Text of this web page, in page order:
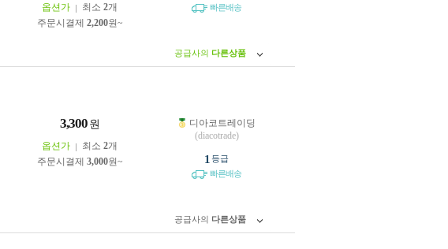
옵션가 최소 2개
주문시결제 2,200원~
빠른배송
공급사의 다른상품
3,300 원
옵션가 최소 2개
주문시결제 3,000원~
디아코트레이딩
(diacotrade)
1 등급
빠른배송
공급사의 다른상품